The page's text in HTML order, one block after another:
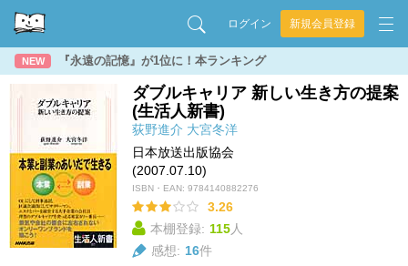
ログイン 新規会員登録
NEW 『永遠の記憶』が1位に！本ランキング
ダブルキャリア 新しい生き方の提案
(生活人新書)
荻野進介 大宮冬洋
日本放送出版協会
(2007.07.10)
ISBN・EAN: 9784140882276
3.26
本棚登録: 115人
感想: 16件